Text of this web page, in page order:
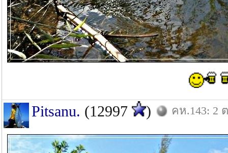
Pitsanu. (12997 ) คห.143: 2